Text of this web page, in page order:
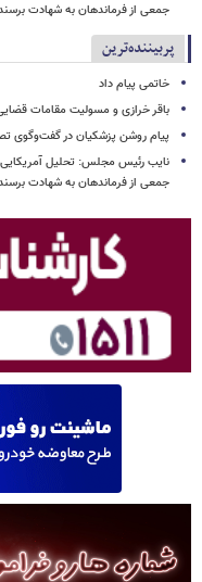
جمعی از فرماندهان به شهادت
پربیننده‌ترین
خاتمی پیام داد
باقر خرازی و مسولیت مقامات
پیام روشن پزشکیان در گفت‌وگوی
نایب رئیس مجلس: تحلیل
جمعی از فرماندهان به شهادت